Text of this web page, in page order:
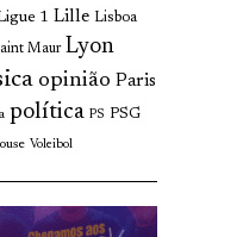
1 Lille Lisboa
Maur Lyon
opinião Paris
política PS PSG
Voleibol